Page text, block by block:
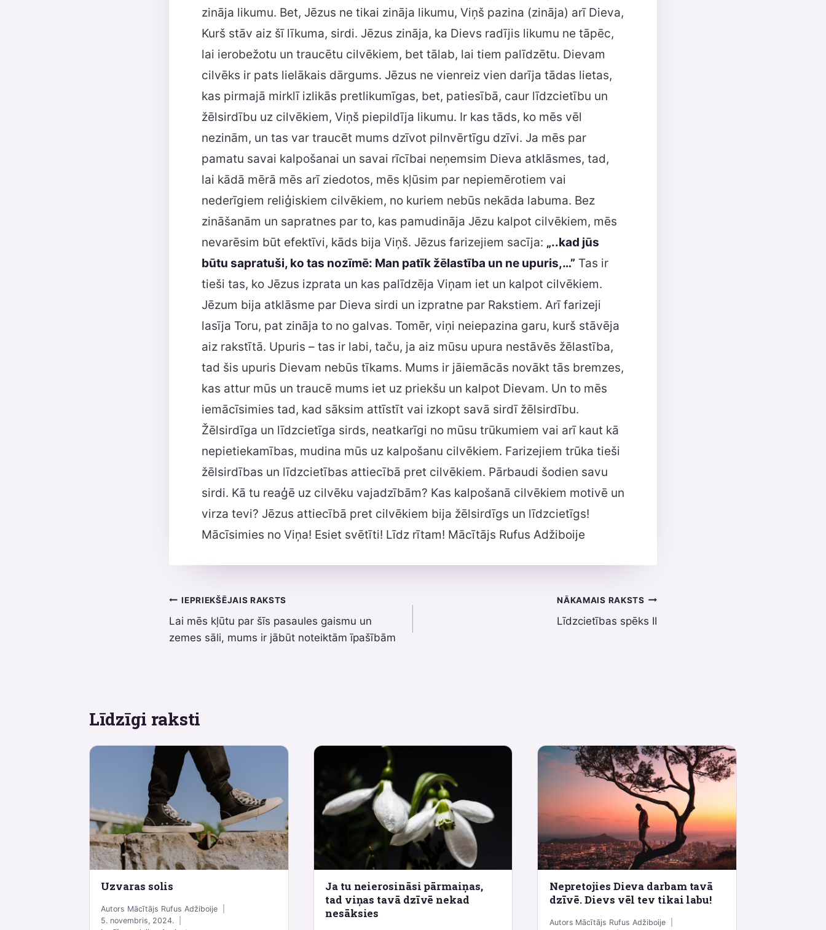
zināja likumu. Bet, Jēzus ne tikai zināja likumu, Viņš pazina (zināja) arī Dieva,
Kurš stāv aiz šī līkuma, sirdi. Jēzus zināja, ka Dievs radījis likumu ne tāpēc,
lai ierobežotu un traucētu cilvēkiem, bet tālab, lai tiem palīdzētu. Dievam
cilvēks ir pats lielākais dārgums. Jēzus ne vienreiz vien darīja tādas lietas,
kas pirmajā mirklī izlikās pretlikumīgas, bet, patiesībā, caur līdzcietību un
žēlsirdību uz cilvēkiem, Viņš piepildīja likumu. Ir kas tāds, ko mēs vēl
nezinām, un tas var traucēt mums dzīvot pilnvērtīgu dzīvi. Ja mēs par
pamatu savai kalpošanai un savai rīcībai neņemsim Dieva atklāsmes, tad,
lai kādā mērā mēs arī ziedotos, mēs kļūsim par nepiemērotiem vai
nederīgiem reliģiskiem cilvēkiem, no kuriem nebūs nekāda labuma. Bez
zināšanām un sapratnes par to, kas pamudināja Jēzu kalpot cilvēkiem, mēs
nevarēsim būt efektīvi, kāds bija Viņš. Jēzus farizejiem sacīja: „..kad jūs
būtu sapratuši, ko tas nozīmē: Man patīk žēlastība un ne upuris,…” Tas ir
tieši tas, ko Jēzus izprata un kas palīdzēja Viņam iet un kalpot cilvēkiem.
Jēzum bija atklāsme par Dieva sirdi un izpratne par Rakstiem. Arī farizeji
lasīja Toru, pat zināja to no galvas. Tomēr, viņi neiepazina garu, kurš stāvēja
aiz rakstītā. Upuris – tas ir labi, taču, ja aiz mūsu upura nestāvēs žēlastība,
tad šis upuris Dievam nebūs tīkams. Mums ir jāiemācās novākt tās bremzes,
kas attur mūs un traucē mums iet uz priekšu un kalpot Dievam. Un to mēs
iemācīsimies tad, kad sāksim attīstīt vai izkopt savā sirdī žēlsirdību.
Žēlsirdīga un līdzcietīga sirds, neatkarīgi no mūsu trūkumiem vai arī kaut kā
nepietiekamības, mudina mūs uz kalpošanu cilvēkiem. Farizejiem trūka tieši
žēlsirdības un līdzcietības attiecībā pret cilvēkiem. Pārbaudi šodien savu
sirdi. Kā tu reaģē uz cilvēku vajadzībām? Kas kalpošanā cilvēkiem motivē un
virza tevi? Jēzus attiecībā pret cilvēkiem bija žēlsirdīgs un līdzcietīgs!
Mācīsimies no Viņa! Esiet svētīti! Līdz rītam! Mācītājs Rufus Adžiboije
Ziņu
izvēlne
IEPRIEKŠĒJAIS RAKSTS
Lai mēs kļūtu par šīs pasaules gaismu un
zemes sāli, mums ir jābūt noteiktām īpašībām
NĀKAMAIS RAKSTS
Līdzcietības spēks II
Līdzīgi raksti
Uzvaras solis
Autors Mācītājs Rufus Adžiboije
5. novembris, 2024.
Ja tu neierosināsi pārmaiņas,
tad viņas tavā dzīvē nekad
nesāksies
Nepretojies Dieva darbam tavā
dzīvē. Dievs vēl tev tikai labu!
Autors Mācītājs Rufus Adžiboije